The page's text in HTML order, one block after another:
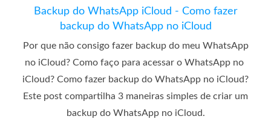
Backup do WhatsApp iCloud - Como fazer
backup do WhatsApp no ​​iCloud
Por que não consigo fazer backup do meu WhatsApp
no ​​iCloud? Como faço para acessar o WhatsApp no ​​
iCloud? Como fazer backup do WhatsApp no ​​iCloud?
Este post compartilha 3 maneiras simples de criar um
backup do WhatsApp no ​​iCloud.